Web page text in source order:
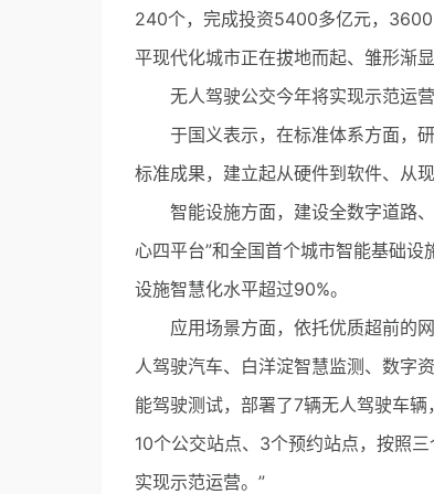
240个，完成投资5400多亿元，
平现代化城市正在拔地而起、雏形渐显
无人驾驶公交今年将实现示范运营
于国义表示，在标准体系方面，研
标准成果，建立起从硬件到软件、从
智能设施方面，建设全数字道路、
心四平台”和全国首个城市智能基础
设施智慧化水平超过90%。
应用场景方面，依托优质超前的网
人驾驶汽车、白洋淀智慧监测、数字
能驾驶测试，部署了7辆无人驾驶车
10个公交站点、3个预约站点，按照
实现示范运营。”